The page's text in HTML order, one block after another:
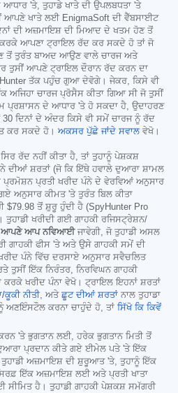
ਆਧਾਰ 'ਤੇ, ਤੁਹਾਡੇ ਖਾਤੇ ਦੀ ਉਪਲਬਧਤਾ 'ਤੇ
ਆਪਣੇ ਖਾਤੇ ਲਈ EnigmaSoft ਦੀ ਵੈੱਬਸਾਈਟ
ਦੀ ਅਜ਼ਮਾਇਸ਼ ਦੀ ਮਿਆਦ ਦੇ ਖਤਮ ਹੋਣ ਤੋਂ
ਕਰਕੇ ਆਪਣਾ ਟ੍ਰਾਇਲ ਰੱਦ ਕਰ ਸਕਦੇ ਹੋ ਤਾਂ ਜੋ
ਤੋਂ ਤੁਰੰਤ ਬਾਅਦ ਆਉਣ ਵਾਲੇ ਚਾਰਜ ਅਤੇ
ਤੁਸੀਂ ਆਪਣੇ ਟ੍ਰਾਇਲ ਦੌਰਾਨ ਰੱਦ ਕਰਨ ਦਾ
ਤੱਕ ਪਹੁੰਚ ਗੁਆ ਦੇਵੋਗੇ। ਜੇਕਰ, ਕਿਸੇ ਵੀ
ਅਜਿਹਾ ਚਾਰਜ ਪ੍ਰੋਸੈਸ ਕੀਤਾ ਗਿਆ ਸੀ ਜੋ ਤੁਸੀਂ
ਪ੍ਰਸ਼ਾਸਨ ਦੇ ਆਧਾਰ 'ਤੇ ਹੋ ਸਕਦਾ ਹੈ, ਉਦਾਹਰਣ
30 ਦਿਨਾਂ ਦੇ ਅੰਦਰ ਕਿਸੇ ਵੀ ਸਮੇਂ ਚਾਰਜ ਨੂੰ ਰੱਦ
ਕਰ ਸਕਦੇ ਹੋ। ਅਕਸਰ ਪੁੱਛੇ ਜਾਂਦੇ ਸਵਾਲ ਵੇਖੋ।
ਰੱਦ ਨਹੀਂ ਕੀਤਾ ਹੈ, ਤਾਂ ਤੁਹਾਨੂੰ ਪੇਸ਼ਕਸ਼
ਦੀਆਂ ਸ਼ਰਤਾਂ (ਜੋ ਕਿ ਇੱਥੇ ਹਵਾਲੇ ਦੁਆਰਾ ਸ਼ਾਮਲ
ਪ੍ਰਤੀ ਖਰੀਦ ਪੰਨੇ ਦੇ ਵੇਰਵਿਆਂ ਅਨੁਸਾਰ
ਅਨੁਸਾਰ ਕੀਮਤ 'ਤੇ ਤੁਰੰਤ ਬਿਲ ਕੀਤਾ
$79.98 ਤੋਂ ਸ਼ੁਰੂ ਹੁੰਦੀ ਹੈ (SpyHunter Pro
ਤੁਹਾਡੀ ਖਰੀਦੀ ਗਈ ਗਾਹਕੀ ਰਜਿਸਟ੍ਰੇਸ਼ਨ/
ਆਪਣੇ ਆਪ ਨਵਿਆਈਜਾਵੇਗੀ, ਜੋ ਤੁਹਾਡੀ ਅਸਲ
ਗਾਹਕੀ ਫੀਸ 'ਤੇ ਅਤੇ ਉਸੇ ਗਾਹਕੀ ਸਮੇਂ ਦੀ
ਪੰਨੇ ਵਿੱਚ ਦਰਸਾਏ ਅਨੁਸਾਰ ਸਵੈਚਲਿਤ
ਤੁਸੀਂ ਇੱਕ ਨਿਰੰਤਰ, ਨਿਰਵਿਘਨ ਗਾਹਕੀ
ਖਰੀਦ ਪੰਨਾ ਵੇਖੋ। ਟ੍ਰਾਇਲ ਇਹਨਾਂ ਸ਼ਰਤਾਂ
ਕੂਕੀ ਨੀਤੀ, ਅਤੇ ਛੂਟ ਦੀਆਂ ਸ਼ਰਤਾਂ ਨਾਲ ਤੁਹਾਡਾ
ਅਣਇੰਸਟੌਲ ਕਰਨਾ ਚਾਹੁੰਦੇ ਹੋ, ਤਾਂ ਸਿੱਖੋ ਕਿ ਕਿਵੇਂ
'ਤੇ ਭੁਗਤਾਨ ਲਈ, ਹਰੇਕ ਭੁਗਤਾਨ ਮਿਤੀ ਤੋਂ
ਪ੍ਰਦਾਨ ਕੀਤੇ ਗਏ ਈਮੇਲ ਪਤੇ 'ਤੇ ਇੱਕ
ਅਜ਼ਮਾਇਸ਼ ਦੀ ਸ਼ੁਰੂਆਤ 'ਤੇ, ਤੁਹਾਨੂੰ ਇੱਕ
ਇੱਕ ਅਜ਼ਮਾਇਸ਼ ਲਈ ਅਤੇ ਪ੍ਰਤੀ ਖਾਤਾ
ਹੈ। ਤੁਹਾਡੀ ਗਾਹਕੀ ਪੇਸ਼ਕਸ਼ ਸਮੱਗਰੀ